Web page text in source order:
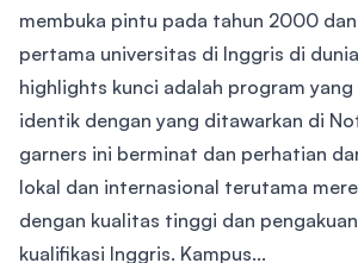
membuka pintu pada tahun 2000
pertama universitas di Inggris di
highlights kunci adalah program
identik dengan yang ditawarkan di
garners ini berminat dan perhatian
lokal dan internasional terutama
dengan kualitas tinggi dan
kualifikasi Inggris. Kampus...